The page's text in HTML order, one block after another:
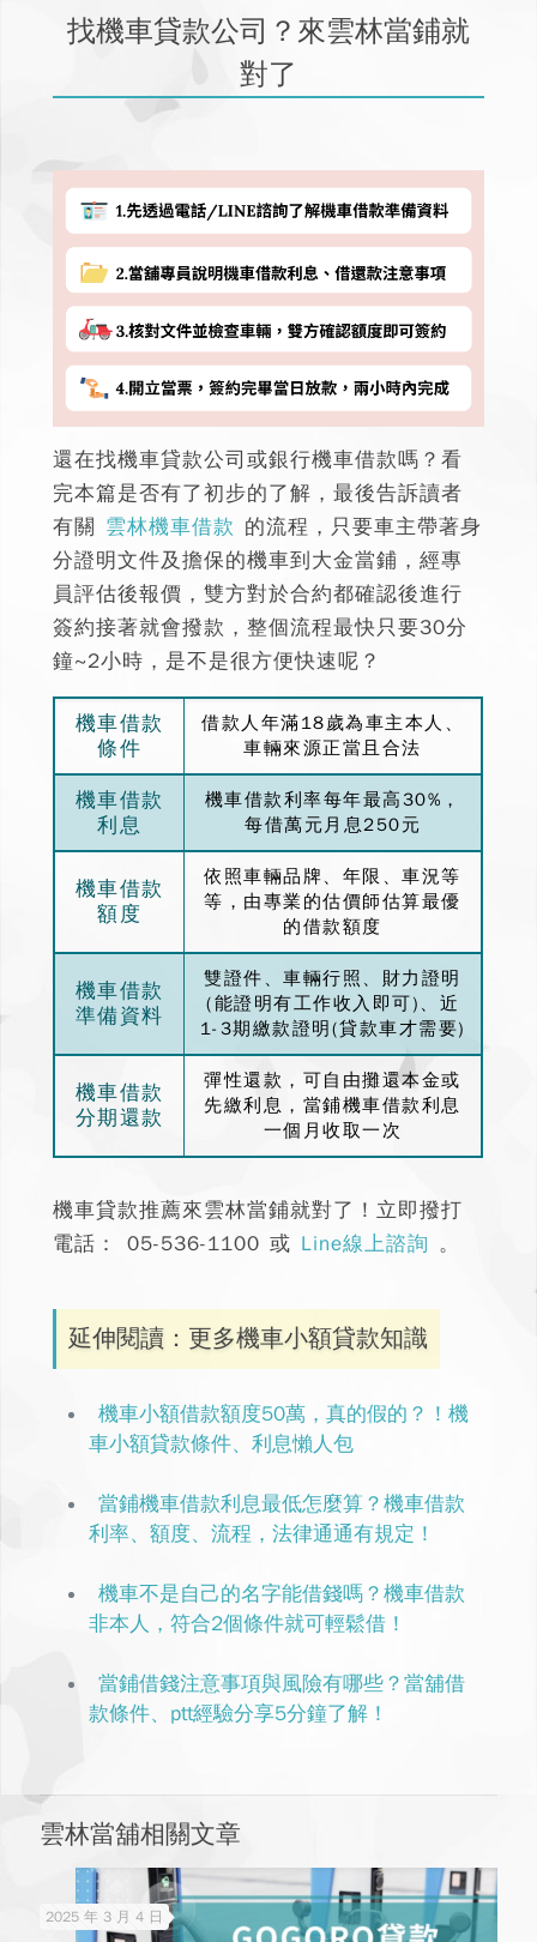
找機車貸款公司？來雲林當鋪就
對了
還在找機車貸款公司或銀行機車借款嗎？看
完本篇是否有了初步的了解，最後告訴讀者
有關 雲林機車借款 的流程，只要車主帶著身
分證明文件及擔保的機車到大金當鋪，經專
員評估後報價，雙方對於合約都確認後進行
簽約接著就會撥款，整個流程最快只要30分
鐘~2小時，是不是很方便快速呢？
機車借款
條件
借款人年滿18歲為車主本人、
車輛來源正當且合法
機車借款
利息
機車借款利率每年最高30%，
每借萬元月息250元
機車借款
額度
依照車輛品牌、年限、車況等
等，由專業的估價師估算最優
的借款額度
機車借款
準備資料
雙證件、車輛行照、財力證明
(能證明有工作收入即可)、近
1-3期繳款證明(貸款車才需要)
機車借款
分期還款
彈性還款，可自由攤還本金或
先繳利息，當鋪機車借款利息
一個月收取一次
機車貸款推薦來雲林當鋪就對了！立即撥打
電話：
05-536-1100 或 Line線上諮詢 。
延伸閱讀：更多機車小額貸款知識
機車小額借款額度50萬，真的假的？！機
車小額貸款條件、利息懶人包
當鋪機車借款利息最低怎麼算？機車借款
利率、額度、流程，法律通通有規定！
機車不是自己的名字能借錢嗎？機車借款
非本人，符合2個條件就可輕鬆借！
當鋪借錢注意事項與風險有哪些？當舖借
款條件、ptt經驗分享5分鐘了解！
雲林當舖相關文章
2025 年 3 月 4 日